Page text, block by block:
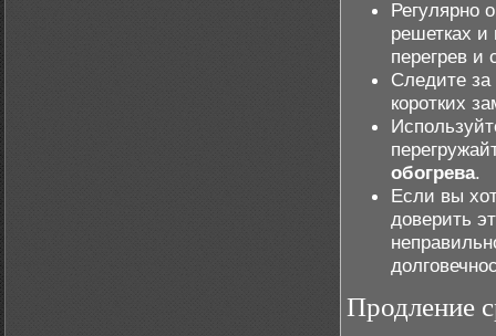
Регулярно
решетках и
перегрев и
Следите
коротких
обогрева.
Если вы
доверить
Продление